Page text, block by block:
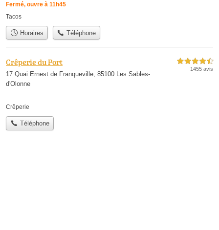
Fermé, ouvre à 11h45
Tacos
Horaires Téléphone
Crêperie du Port
17 Quai Ernest de Franqueville, 85100 Les Sables-
d'Olonne
4,5 étoiles sur 5
1455 avis
Crêperie
Téléphone